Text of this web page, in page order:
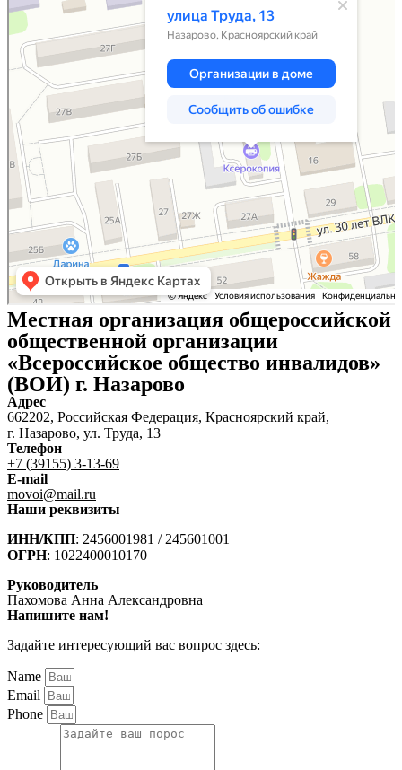
Местная организация общероссийской
общественной организации
«Всероссийское общество инвалидов»
(ВОИ) г. Назарово
Адрес
662202, Российская Федерация, Красноярский край,
г. Назарово, ул. Труда, 13
Телефон
+7 (39155) 3-13-69
E-mail
movoi@mail.ru
Наши реквизиты
ИНН/КПП: 2456001981 / 245601001
ОГРН: 1022400010170
Руководитель
Пахомова Анна Александровна
Напишите нам!
Задайте интересующий вас вопрос здесь:
Name
Email
Phone